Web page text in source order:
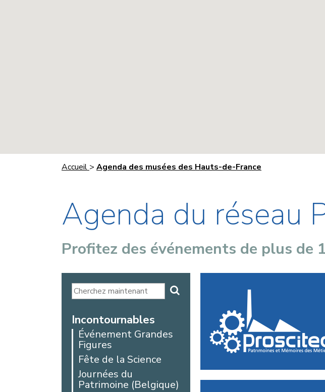
Accueil > Agenda des musées des Hauts-de-France
Agenda du réseau
Profitez des événements de plus de
Incontournables
Événement Grandes
Figures
Fête de la Science
Journées du
Patrimoine (Belgique)